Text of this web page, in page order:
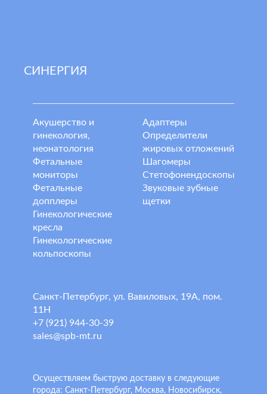
СИНЕРГИЯ
Акушерство и
гинекология,
неонатология
Фетальные
мониторы
Фетальные
допплеры
Гинекологические
кресла
Гинекологические
кольпоскопы
Адаптеры
Определители
жировых отложений
Шагомеры
Стетофонендоскопы
Звуковые зубные
щетки
Санкт-Петербург, ул. Вавиловых, 19А, пом.
11Н
+7 (921) 944-30-39
sales@spb-mt.ru
Осуществляем быструю доставку в следующие
города: Санкт-Петербург, Москва, Новосибирск,